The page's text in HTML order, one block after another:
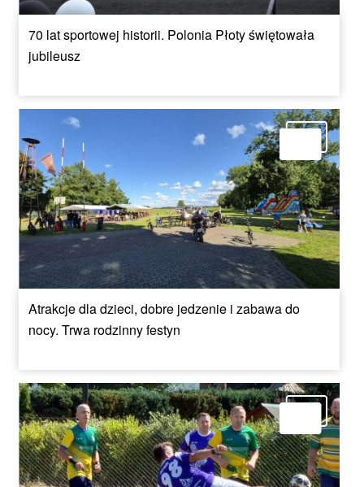
70 lat sportowej historii. Polonia Płoty świętowała
jubileusz
Atrakcje dla dzieci, dobre jedzenie i zabawa do
nocy. Trwa rodzinny festyn